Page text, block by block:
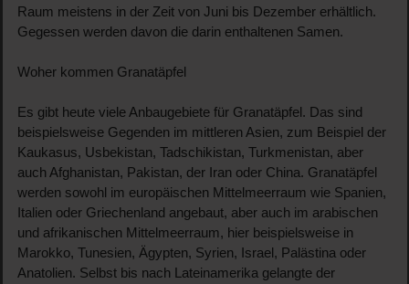
Raum meistens in der Zeit von Juni bis Dezember erhältlich.
Gegessen werden davon die darin enthaltenen Samen.
Woher kommen Granatäpfel
Es gibt heute viele Anbaugebiete für Granatäpfel. Das sind
beispielsweise Gegenden im mittleren Asien, zum Beispiel der
Kaukasus, Usbekistan, Tadschikistan, Turkmenistan, aber
auch Afghanistan, Pakistan, der Iran oder China. Granatäpfel
werden sowohl im europäischen Mittelmeerraum wie Spanien,
Italien oder Griechenland angebaut, aber auch im arabischen
und afrikanischen Mittelmeerraum, hier beispielsweise in
Marokko, Tunesien, Ägypten, Syrien, Israel, Palästina oder
Anatolien. Selbst bis nach Lateinamerika gelangte der